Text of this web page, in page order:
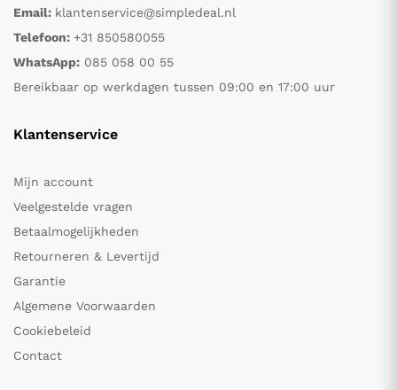
Email: klantenservice@simpledeal.nl
Telefoon: +31 850580055
WhatsApp: 085 058 00 55
Bereikbaar op werkdagen tussen 09:00 en 17:00 uur
Klantenservice
Mijn account
Veelgestelde vragen
Betaalmogelijkheden
Retourneren & Levertijd
Garantie
Algemene Voorwaarden
Cookiebeleid
Contact